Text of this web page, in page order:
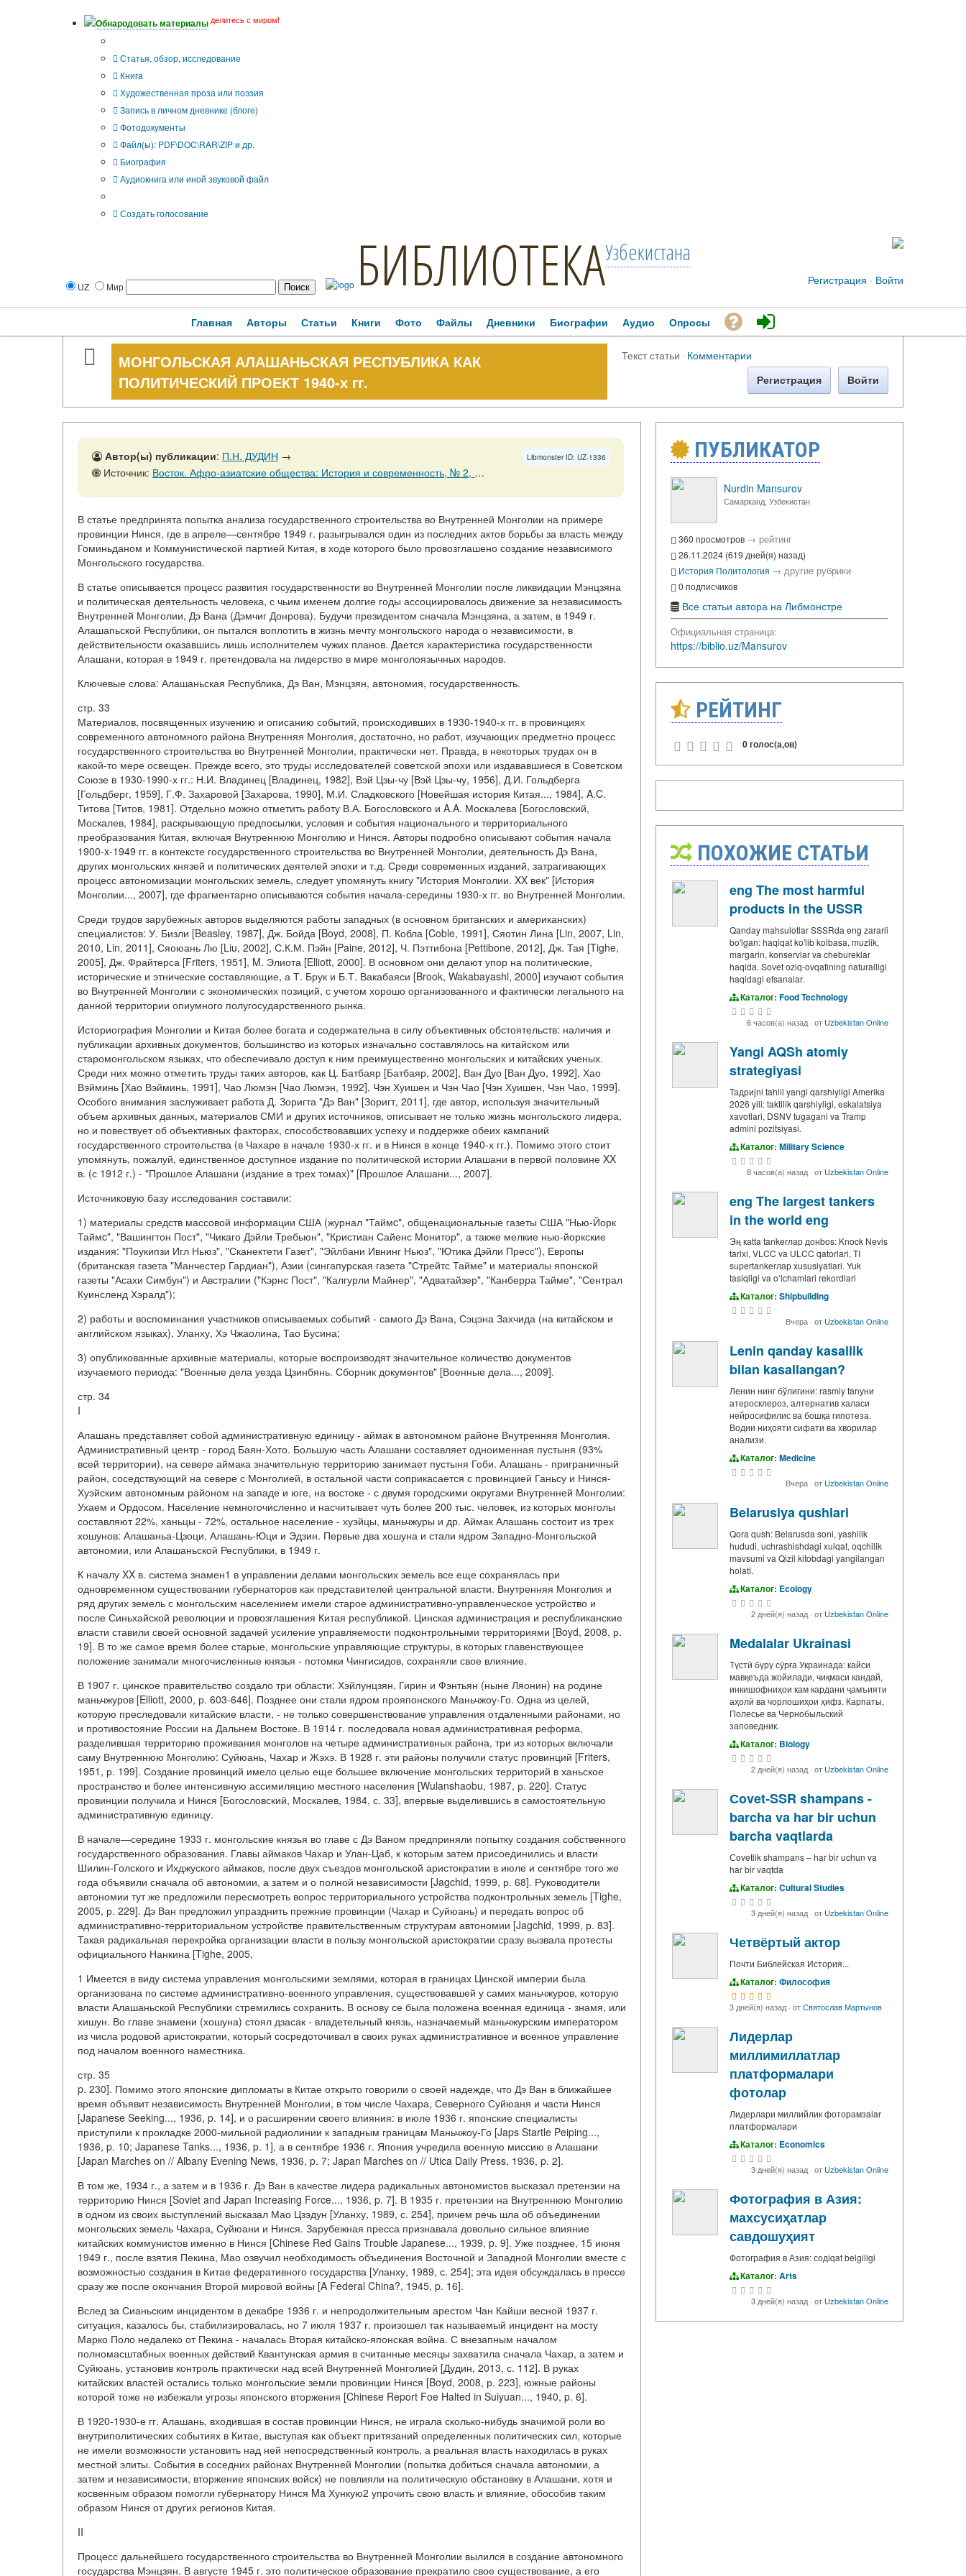
Обнародовать материалы делитесь с миром!
Статья, обзор, исследование
Книга
Художественная проза или поэзия
Запись в личном дневнике (блоге)
Фотодокументы
Файл(ы): PDF\DOC\RAR\ZIP и др.
Биография
Аудиокнига или иной звуковой файл
Создать голосование
UZ Мир БИБЛИОТЕКАУзбекистана
Регистрация · Войти
Главная Авторы Статьи Книги Фото Файлы Дневники Биографии Аудио Опросы
МОНГОЛЬСКАЯ АЛАШАНЬСКАЯ РЕСПУБЛИКА КАК
ПОЛИТИЧЕСКИЙ ПРОЕКТ 1940-х гг.
Текст статьи · Комментарии
Регистрация Войти
Libmonster ID: UZ-1336
Автор(ы) публикации: П.Н. ДУДИН →
Источник: Восток. Афро-азиатские общества: История и современность, № 2, 30 апреля 2014 Страницы 33-42
В статье предпринята попытка анализа государственного строительства во Внутренней Монголии на примере
провинции Нинся, где в апреле—сентябре 1949 г. разыгрывался один из последних актов борьбы за власть между
Гоминьданом и Коммунистической партией Китая, в ходе которого было провозглашено создание независимого
Монгольского государства.
В статье описывается процесс развития государственности во Внутренней Монголии после ликвидации Мэнцзяна
и политическая деятельность человека, с чьим именем долгие годы ассоциировалось движение за независимость
Внутренней Монголии, Дэ Вана (Дэмчиг Донрова). Будучи президентом сначала Мэнцзяна, а затем, в 1949 г.
Алашапьской Республики, он пытался воплотить в жизнь мечту монгольского народа о независимости, в
действительности оказавшись лишь исполнителем чужих планов. Дается характеристика государственности
Алашани, которая в 1949 г. претендовала на лидерство в мире монголоязычных народов.
Ключевые слова: Алашаньская Республика, Дэ Ван, Мэнцзян, автономия, государственность.
стр. 33
Материалов, посвященных изучению и описанию событий, происходивших в 1930-1940-х гг. в провинциях
современного автономного района Внутренняя Монголия, достаточно, но работ, изучающих предметно процесс
государственного строительства во Внутренней Монголии, практически нет. Правда, в некоторых трудах он в
какой-то мере освещен. Прежде всего, это труды исследователей советской эпохи или издававшиеся в Советском
Союзе в 1930-1990-х гг.: Н.И. Владинец [Владинец, 1982], Вэй Цзы-чу [Вэй Цзы-чу, 1956], Д.И. Гольдберга
[Гольдберг, 1959], Г.Ф. Захаровой [Захарова, 1990], М.И. Сладковского [Новейшая история Китая..., 1984], A.C.
Титова [Титов, 1981]. Отдельно можно отметить работу В.А. Богословского и A.A. Москалева [Богословский,
Москалев, 1984], раскрывающую предпосылки, условия и события национального и территориального
преобразования Китая, включая Внутреннюю Монголию и Нинся. Авторы подробно описывают события начала
1900-x-1949 гг. в контексте государственного строительства во Внутренней Монголии, деятельность Дэ Вана,
других монгольских князей и политических деятелей эпохи и т.д. Среди современных изданий, затрагивающих
процесс автономизации монгольских земель, следует упомянуть книгу "История Монголии. XX век" [История
Монголии..., 2007], где фрагментарно описываются события начала-середины 1930-х гг. во Внутренней Монголии.
Среди трудов зарубежных авторов выделяются работы западных (в основном британских и американских)
специалистов: У. Бизли [Beasley, 1987], Дж. Бойда [Boyd, 2008], П. Кобла [Coble, 1991], Сяотин Лина [Lin, 2007, Lin,
2010, Lin, 2011], Сяоюань Лю [Liu, 2002], С.К.М. Пэйн [Paine, 2012], Ч. Пэттибона [Pettibone, 2012], Дж. Тая [Tighe,
2005], Дж. Фрайтерса [Friters, 1951], M. Элиота [Elliott, 2000]. В основном они делают упор на политические,
исторические и этнические составляющие, а Т. Брук и Б.Т. Вакабаяси [Brook, Wakabayashi, 2000] изучают события
во Внутренней Монголии с экономических позиций, с учетом хорошо организованного и фактически легального на
данной территории опиумного полугосударственного рынка.
Историография Монголии и Китая более богата и содержательна в силу объективных обстоятельств: наличия и
публикации архивных документов, большинство из которых изначально составлялось на китайском или
старомонгольском языках, что обеспечивало доступ к ним преимущественно монгольских и китайских ученых.
Среди них можно отметить труды таких авторов, как Ц. Батбаяр [Батбаяр, 2002], Ван Дуо [Ван Дуо, 1992], Хао
Вэйминь [Хао Вэйминь, 1991], Чао Люмэн [Чао Люмэн, 1992], Чэн Хуишен и Чэн Чао [Чэн Хуишен, Чэн Чао, 1999].
Особого внимания заслуживает работа Д. Зоригта "Дэ Ван" [Зоригт, 2011], где автор, используя значительный
объем архивных данных, материалов СМИ и других источников, описывает не только жизнь монгольского лидера,
но и повествует об объективных факторах, способствовавших успеху и поддержке обеих кампаний
государственного строительства (в Чахаре в начале 1930-х гг. и в Нинся в конце 1940-х гг.). Помимо этого стоит
упомянуть, пожалуй, единственное доступное издание по политической истории Алашани в первой половине XX
в. (с 1912 г.) - "Прошлое Алашани (издание в трех томах)" [Прошлое Алашани..., 2007].
Источниковую базу исследования составили:
1) материалы средств массовой информации США (журнал "Таймc", общенациональные газеты США "Нью-Йорк
Таймc", "Вашингтон Пост", "Чикаго Дэйли Требьюн", "Кристиан Сайенс Монитор", а также мелкие нью-йоркские
издания: "Поукипзи Игл Ньюз", "Сканектети Газет", "Эйлбани Ивнинг Ньюз", "Ютика Дэйли Пресс"), Европы
(британская газета "Манчестер Гардиан"), Азии (сингапурская газета "Стрейтс Тайме" и материалы японской
газеты "Асахи Симбун") и Австралии ("Кэрнс Пост", "Калгурли Майнер", "Адватайзер", "Канберра Тайме", "Сентрал
Куинсленд Хэралд");
2) работы и воспоминания участников описываемых событий - самого Дэ Вана, Сэцэна Захчида (на китайском и
английском языках), Уланху, Хэ Чжаолина, Тао Бусина;
3) опубликованные архивные материалы, которые воспроизводят значительное количество документов
изучаемого периода: "Военные дела уезда Цзинбянь. Сборник документов" [Военные дела..., 2009].
стр. 34
I
Алашань представляет собой административную единицу - аймак в автономном районе Внутренняя Монголия.
Административный центр - город Баян-Хото. Большую часть Алашани составляет одноименная пустыня (93%
всей территории), на севере аймака значительную территорию занимает пустыня Гоби. Алашань - приграничный
район, соседствующий на севере с Монголией, в остальной части соприкасается с провинцией Ганьсу и Нинся-
Хуэйским автономным районом на западе и юге, на востоке - с двумя городскими округами Внутренней Монголии:
Ухаем и Ордосом. Население немногочисленно и насчитывает чуть более 200 тыс. человек, из которых монголы
составляют 22%, ханьцы - 72%, остальное население - хуэйцы, маньчжуры и др. Аймак Алашань состоит из трех
хошунов: Алашаньа-Цзоци, Алашань-Юци и Эдзин. Первые два хошуна и стали ядром Западно-Монгольской
автономии, или Алашаньской Республики, в 1949 г.
К началу XX в. система знамен1 в управлении делами монгольских земель все еще сохранялась при
одновременном существовании губернаторов как представителей центральной власти. Внутренняя Монголия и
ряд других земель с монгольским населением имели старое административно-управленческое устройство и
после Синьхайской революции и провозглашения Китая республикой. Цинская администрация и республиканские
власти ставили своей основной задачей усиление управляемости подконтрольными территориями [Boyd, 2008, р.
19]. В то же самое время более старые, монгольские управляющие структуры, в которых главенствующее
положение занимали многочисленные князья - потомки Чингисидов, сохраняли свое влияние.
В 1907 г. цинское правительство создало три области: Хэйлунцзян, Гирин и Фэнтьян (ныне Ляонин) на родине
маньчжуров [Elliott, 2000, р. 603-646]. Позднее они стали ядром прояпонского Маньчжоу-Го. Одна из целей,
которую преследовали китайские власти, - не только совершенствование управления отдаленными районами, но
и противостояние России на Дальнем Востоке. В 1914 г. последовала новая административная реформа,
разделившая территорию проживания монголов на четыре административных района, три из которых включали
саму Внутреннюю Монголию: Суйюань, Чахар и Жэхэ. В 1928 г. эти районы получили статус провинций [Friters,
1951, р. 199]. Создание провинций имело целью еще большее включение монгольских территорий в ханьское
пространство и более интенсивную ассимиляцию местного населения [Wulanshaobu, 1987, р. 220]. Статус
провинции получила и Нинся [Богословский, Москалев, 1984, с. 33], впервые выделившись в самостоятельную
административную единицу.
В начале—середине 1933 г. монгольские князья во главе с Дэ Ваном предприняли попытку создания собственного
государственного образования. Главы аймаков Чахар и Улан-Цаб, к которым затем присоединились и власти
Шилин-Голского и Ихджуского аймаков, после двух съездов монгольской аристократии в июле и сентябре того же
года объявили сначала об автономии, а затем и о полной независимости [Jagchid, 1999, р. 68]. Руководители
автономии тут же предложили пересмотреть вопрос территориального устройства подконтрольных земель [Tighe,
2005, р. 229]. Дэ Ван предложил упразднить прежние провинции (Чахар и Суйюань) и передать вопрос об
административно-территориальном устройстве правительственным структурам автономии [Jagchid, 1999, р. 83].
Такая радикальная перекройка организации власти в пользу монгольской аристократии сразу вызвала протесты
официального Нанкина [Tighe, 2005,
1 Имеется в виду система управления монгольскими землями, которая в границах Цинской империи была
организована по системе административно-военного управления, существовавшей у самих маньчжуров, которую
власти Алашаньской Республики стремились сохранить. В основу се была положена военная единица - знамя, или
хишун. Во главе знамени (хошуна) стоял дзасак - владетельный князь, назначаемый маньчжурским императором
из числа родовой аристократии, который сосредоточивал в своих руках административное и военное управление
под началом военного наместника.
стр. 35
p. 230]. Помимо этого японские дипломаты в Китае открыто говорили о своей надежде, что Дэ Ван в ближайшее
время объявит независимость Внутренней Монголии, в том числе Чахара, Северного Суйюаня и части Нинся
[Japanese Seeking..., 1936, p. 14], и о расширении своего влияния: в июле 1936 г. японские специалисты
приступили к прокладке 2000-мильной радиолинии к западным границам Маньчжоу-Го [Japs Startle Peiping...,
1936, p. 10; Japanese Tanks..., 1936, p. 1], а в сентябре 1936 г. Япония учредила военную миссию в Алашани
[Japan Marches on // Albany Evening News, 1936, p. 7; Japan Marches on // Utica Daily Press, 1936, p. 2].
В том же, 1934 г., а затем и в 1936 г. Дэ Ван в качестве лидера радикальных автономистов высказал претензии на
территорию Нинся [Soviet and Japan Increasing Force..., 1936, p. 7]. В 1935 г. претензии на Внутреннюю Монголию
в одном из своих выступлений высказал Мао Цзэдун [Уланху, 1989, с. 254], причем речь шла об объединении
монгольских земель Чахара, Суйюани и Нинся. Зарубежная пресса признавала довольно сильное влияние
китайских коммунистов именно в Нинся [Chinese Red Gains Trouble Japanese..., 1939, p. 9]. Уже позднее, 15 июня
1949 г., после взятия Пекина, Мао озвучил необходимость объединения Восточной и Западной Монголии вместе с
возможностью создания в Китае федеративного государства [Уланху, 1989, с. 254]; эта идея обсуждалась в прессе
сразу же после окончания Второй мировой войны [A Federal China?, 1945, p. 16].
Вслед за Сианьским инцидентом в декабре 1936 г. и непродолжительным арестом Чан Кайши весной 1937 г.
ситуация, казалось бы, стабилизировалась, но 7 июля 1937 г. произошел так называемый инцидент на мосту
Марко Поло недалеко от Пекина - началась Вторая китайско-японская война. С внезапным началом
полномасштабных военных действий Квантунская армия в считанные месяцы захватила сначала Чахар, а затем и
Суйюань, установив контроль практически над всей Внутренней Монголией [Дудин, 2013, с. 112]. В руках
китайских властей остались только монгольские земли провинции Нинся [Boyd, 2008, р. 223], южные районы
которой тоже не избежали угрозы японского вторжения [Chinese Report Foe Halted in Suiyuan..., 1940, p. 6].
В 1920-1930-е гг. Алашань, входившая в состав провинции Нинся, не играла сколько-нибудь значимой роли во
внутриполитических событиях в Китае, выступая как объект притязаний определенных политических сил, которые
не имели возможности установить над ней непосредственный контроль, а реальная власть находилась в руках
местной элиты. События в соседних районах Внутренней Монголии (попытка добиться сначала автономии, а
затем и независимости, вторжение японских войск) не повлияли на политическую обстановку в Алашани, хотя и
косвенным образом помогли губернатору Нинся Ma Хункую2 упрочить свою власть и влияние, обособив таким
образом Нинся от других регионов Китая.
II
Процесс дальнейшего государственного строительства во Внутренней Монголии вылился в создание автономного
государства Мэнцзян. В августе 1945 г. это политическое образование прекратило свое существование, а его
ПУБЛИКАТОР
Nurdin Mansurov
Самарканд, Узбекистан
360 просмотров → рейтинг
26.11.2024 (619 дней(я) назад)
История Политология → другие рубрики
0 подписчиков
Все статьи автора на Либмонстре
Официальная страница:
https://biblio.uz/Mansurov
РЕЙТИНГ
0 голос(а,ов)
ПОХОЖИЕ СТАТЬИ
eng The most harmful
products in the USSR
Qanday mahsulotlar SSSRda eng zararli
bo'lgan: haqiqat ko'lib kolbasa, muzlik,
margarin, konservlar va chebureklar
haqida. Sovet oziq-ovqatining naturalligi
haqidagi efsanalar.
Каталог: Food Technology
6 часов(а) назад · от Uzbekistan Online
Yangi AQSh atomiy
strategiyasi
Тадриjni tahlil yangi qarshiyligi Amerika
2026 yili: taktilik qarshiyligi, eskalatsiya
xavotlari, DSNV tugagani va Tramp
admini pozitsiyasi.
Каталог: Military Science
8 часов(а) назад · от Uzbekistan Online
eng The largest tankers
in the world eng
Эң кatta tankerлар донbos: Knock Nevis
tarixi, VLCC va ULCC qatorlari, TI
supertankerлар xususiyatlari. Yuk
tasiqligi va oʻlchamlari rekordlari
Каталог: Shipbuilding
Вчера · от Uzbekistan Online
Lenin qanday kasallik
bilan kasallangan?
Ленин нинг бўлигини: rasmiy tanуни
атеросклероз, алтернатив халаси
нейросифилис ва бошқа гипотеза.
Водии ниҳояти сифати ва хворилар
анализи.
Каталог: Medicine
Вчера · от Uzbekistan Online
Belarusiya qushlari
Qora qush: Belarusda soni, yashilik
hududi, uchrashishdagi xulqat, oqchilik
mavsumi va Qizil kitobdagi yangilangan
holati.
Каталог: Ecology
2 дней(я) назад · от Uzbekistan Online
Medalalar Ukrainasi
Түстӣ бүрү сӯрға Украинада: кайси
мавқеъда жойилади, чиқмаси кандай,
инкишофниҳои кам кардани ҷамъияти
аҳолӣ ва чорлошиҳои ҳифз. Карпаты,
Полесье ва Чернобыльский
заповедник.
Каталог: Biology
2 дней(я) назад · от Uzbekistan Online
Сovet-SSR shampans -
barcha va har bir uchun
barcha vaqtlarda
Сovetlik shampans – har bir uchun va
har bir vaqtda
Каталог: Cultural Studies
3 дней(я) назад · от Uzbekistan Online
Четвёртый актор
Почти Библейская История...
Каталог: Философия
3 дней(я) назад · отСвятослав Мартынов
Лидерлар
миллимиллатлар
платформалари
фотолар
Лидерлари миллийлик фоторамзalar
платформалари
Каталог: Economics
3 дней(я) назад · от Uzbekistan Online
Фотография в Азия:
махсусиҳатлар
савдошуҳият
Фотография в Азия: содiqat belgiligi
Каталог: Arts
3 дней(я) назад · от Uzbekistan Online